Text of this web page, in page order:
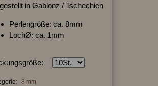
in Gablonz / Tschechien
Perlengröße: ca. 8mm
LochØ: ca. 1mm
8 mm